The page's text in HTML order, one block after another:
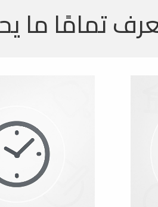
تمامًا ما